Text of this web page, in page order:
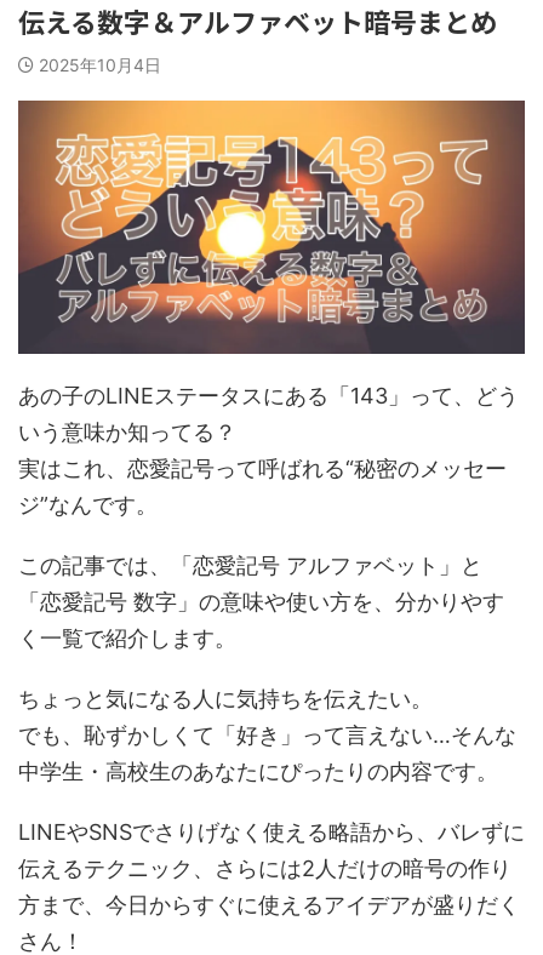
伝える数字＆アルファベット暗号まとめ
2025年10月4日
あの子のLINEステータスにある「143」って、どう
いう意味か知ってる？
実はこれ、恋愛記号って呼ばれる“秘密のメッセー
ジ”なんです。
この記事では、「恋愛記号 アルファベット」と
「恋愛記号 数字」の意味や使い方を、分かりやす
く一覧で紹介します。
ちょっと気になる人に気持ちを伝えたい。
でも、恥ずかしくて「好き」って言えない…そんな
中学生・高校生のあなたにぴったりの内容です。
LINEやSNSでさりげなく使える略語から、バレずに
伝えるテクニック、さらには2人だけの暗号の作り
方まで、今日からすぐに使えるアイデアが盛りだく
さん！